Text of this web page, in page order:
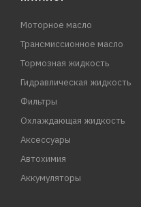
Моторное масло
Трансмиссионное масло
Тормозная жидкость
Гидравлическая жидкость
Фильтры
Охлаждающая жидкость
Аксессуары
Автохимия
Аккумуляторы